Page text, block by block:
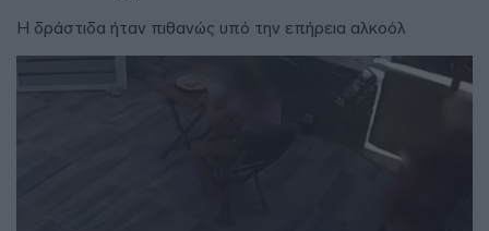
Η δράστιδα ήταν πιθανώς υπό την επήρεια αλκοόλ